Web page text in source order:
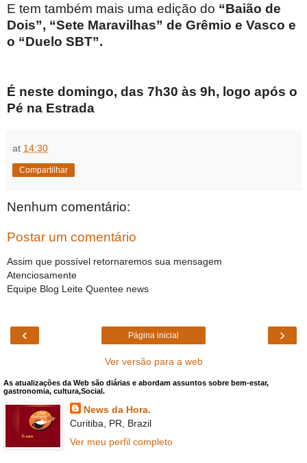
E tem também mais uma edição do “Baião de
Dois”, “Sete Maravilhas” de Grêmio e Vasco e
o “Duelo SBT”.
É neste domingo, das 7h30 às 9h, logo após o
Pé na Estrada
at 14:30
Compartilhar
Nenhum comentário:
Postar um comentário
Assim que possível retornaremos sua mensagem
Atenciosamente
Equipe Blog Leite Quentee news
‹ ›
Página inicial
Ver versão para a web
As atualizações da Web são diárias e abordam assuntos sobre bem-estar,
gastronomia, cultura,Social.
News da Hora.
Curitiba, PR, Brazil
Ver meu perfil completo